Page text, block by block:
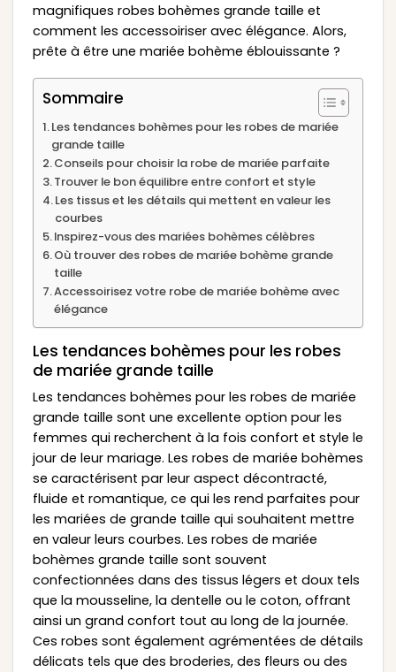
magnifiques robes bohèmes grande taille et
comment les accessoiriser avec élégance. Alors,
prête à être une mariée bohème éblouissante ?
Sommaire
Les tendances bohèmes pour les robes de mariée
grande taille
Conseils pour choisir la robe de mariée parfaite
Trouver le bon équilibre entre confort et style
Les tissus et les détails qui mettent en valeur les
courbes
Inspirez-vous des mariées bohèmes célèbres
Où trouver des robes de mariée bohème grande
taille
Accessoirisez votre robe de mariée bohème avec
élégance
Les tendances bohèmes pour les robes
de mariée grande taille
Les tendances bohèmes pour les robes de mariée
grande taille sont une excellente option pour les
femmes qui recherchent à la fois confort et style le
jour de leur mariage. Les robes de mariée bohèmes
se caractérisent par leur aspect décontracté,
fluide et romantique, ce qui les rend parfaites pour
les mariées de grande taille qui souhaitent mettre
en valeur leurs courbes. Les robes de mariée
bohèmes grande taille sont souvent
confectionnées dans des tissus légers et doux tels
que la mousseline, la dentelle ou le coton, offrant
ainsi un grand confort tout au long de la journée.
Ces robes sont également agrémentées de détails
délicats tels que des broderies, des fleurs ou des